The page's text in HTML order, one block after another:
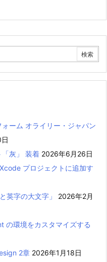
ォーム オライリー・ジャパン
灰」 装着 2026年6月26日
プロジェクトに追加す
英字の大文字」
2026年2月
の環境をカスタマイズする
2章 2026年1月18日